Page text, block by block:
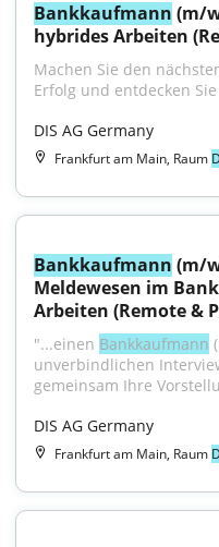
Bankkaufmann (m/
hybrides Arbeiten
Machen Sie den
Erfolg und entdecken
DIS AG Germany
Frankfurt am Main, Raum
Bankkaufmann (m/
Meldewesen im
Arbeiten (Remote &
"...einen Bankkaufmann
unverbindlichen
gemeinsam Ihre
DIS AG Germany
Frankfurt am Main, Raum